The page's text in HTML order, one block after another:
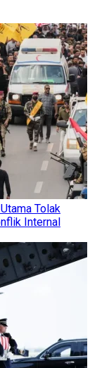
Tolak
Internal